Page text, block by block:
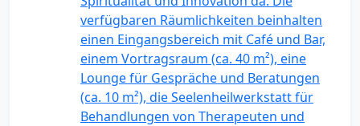
verfügbaren Räumlichkeiten beinhalten
einen Eingangsbereich mit Café und Bar,
einem Vortragsraum (ca. 40 m²), eine
Lounge für Gespräche und Beratungen
(ca. 10 m²), die Seelenheilwerkstatt für
Behandlungen von Therapeuten und